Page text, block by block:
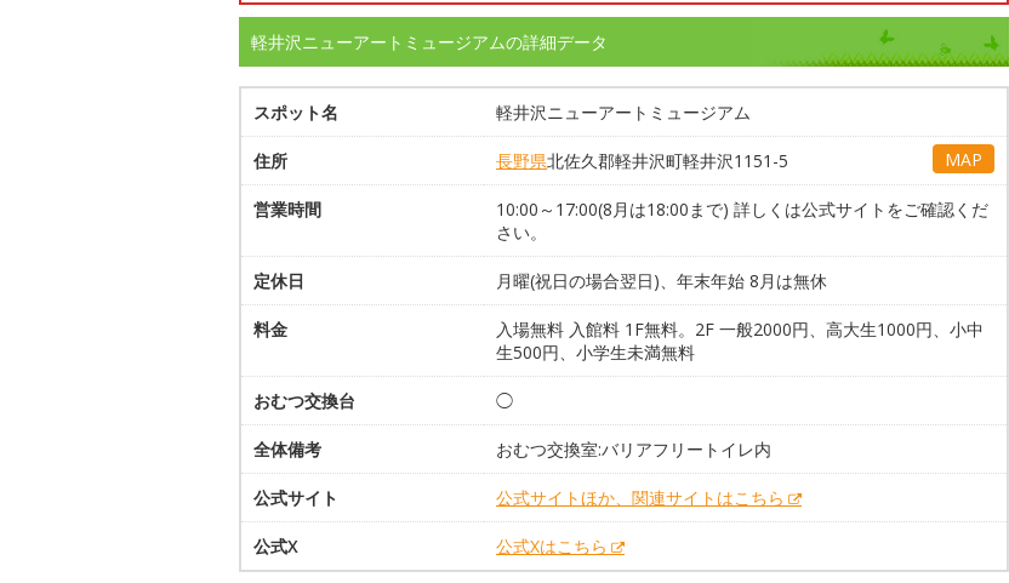
軽井沢ニューアートミュージアムの詳細データ
スポット名 軽井沢ニューアートミュージアム
住所 長野県北佐久郡軽井沢町軽井沢1151-5 MAP
営業時間
10:00～17:00(8月は18:00まで) 詳しくは公式サイトをご確認くだ
さい。
定休日 月曜(祝日の場合翌日)、年末年始 8月は無休
料金
入場無料 入館料 1F無料。2F 一般2000円、高大生1000円、小中
生500円、小学生未満無料
おむつ交換台 ◯
全体備考 おむつ交換室:バリアフリートイレ内
公式サイト 公式サイトほか、関連サイトはこちら
公式X 公式Xはこちら